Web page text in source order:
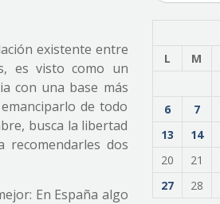
existente entre
es visto como un
con una base más
de todo
busca la libertad
recomendarles dos
En España algo
L
M
6
7
13
14
20
21
27
28